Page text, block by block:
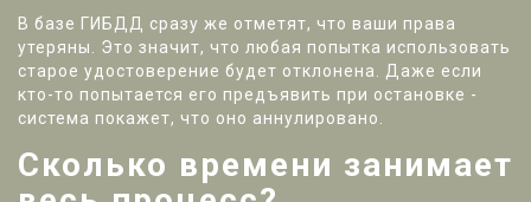
В базе ГИБДД сразу же отметят, что ваши права
утеряны. Это значит, что любая попытка использовать
старое удостоверение будет отклонена. Даже если
кто-то попытается его предъявить при остановке -
система покажет, что оно аннулировано.
Сколько времени занимает